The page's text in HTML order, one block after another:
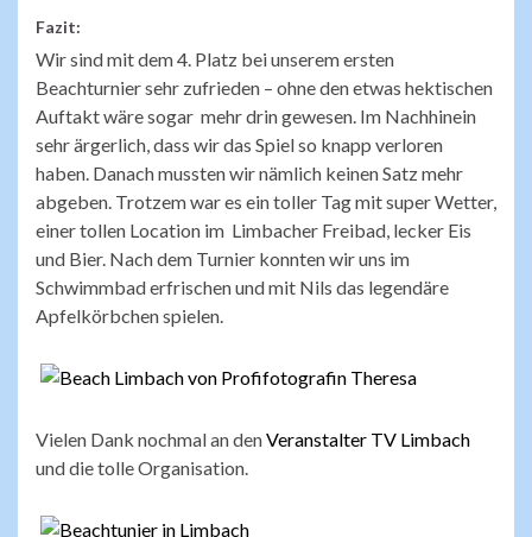
Fazit:
Wir sind mit dem 4. Platz bei unserem ersten
Beachturnier sehr zufrieden – ohne den etwas hektischen
Auftakt wäre sogar mehr drin gewesen. Im Nachhinein
sehr ärgerlich, dass wir das Spiel so knapp verloren
haben. Danach mussten wir nämlich keinen Satz mehr
abgeben. Trotzem war es ein toller Tag mit super Wetter,
einer tollen Location im Limbacher Freibad, lecker Eis
und Bier. Nach dem Turnier konnten wir uns im
Schwimmbad erfrischen und mit Nils das legendäre
Apfelkörbchen spielen.
Vielen Dank nochmal an denVeranstalter TV Limbach
und die tolle Organisation.